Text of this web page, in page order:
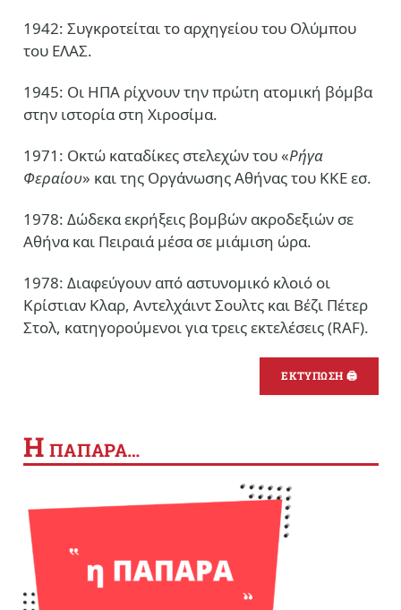
1942: Συγκροτείται το αρχηγείου του Ολύμπου
του ΕΛΑΣ.
1945: Οι ΗΠΑ ρίχνουν την πρώτη ατομική βόμβα
στην ιστορία στη Χιροσίμα.
1971: Οκτώ καταδίκες στελεχών του «Ρήγα
Φεραίου» και της Οργάνωσης Αθήνας του ΚΚΕ εσ.
1978: Δώδεκα εκρήξεις βομβών ακροδεξιών σε
Αθήνα και Πειραιά μέσα σε μιάμιση ώρα.
1978: Διαφεύγουν από αστυνομικό κλοιό οι
Κρίστιαν Κλαρ, Αντελχάιντ Σουλτς και Βέζι Πέτερ
Στολ, κατηγορούμενοι για τρεις εκτελέσεις (RAF).
ΕΚΤΥΠΩΣΗ 🖨
Η ΠΑΠΑΡΑ…